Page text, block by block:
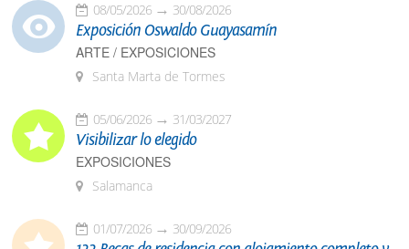
08/05/2026 30/08/2026
Exposición Oswaldo Guayasamín
ARTE / EXPOSICIONES
Santa Marta de Tormes
05/06/2026 31/03/2027
Visibilizar lo elegido
EXPOSICIONES
Salamanca
01/07/2026 30/09/2026